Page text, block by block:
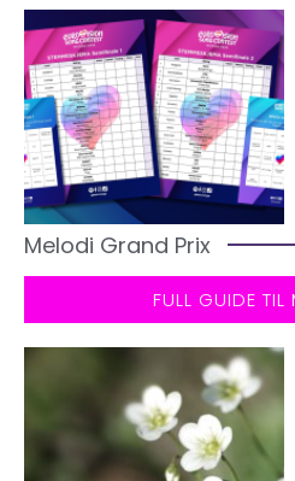
Melodi Grand Prix
FULL GUIDE